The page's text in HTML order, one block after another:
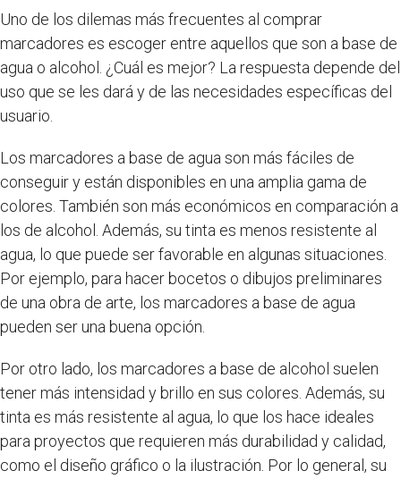
Uno de los dilemas más frecuentes al comprar
marcadores es escoger entre aquellos que son a base de
agua o alcohol. ¿Cuál es mejor? La respuesta depende del
uso que se les dará y de las necesidades específicas del
usuario.
Los marcadores a base de agua son más fáciles de
conseguir y están disponibles en una amplia gama de
colores. También son más económicos en comparación a
los de alcohol. Además, su tinta es menos resistente al
agua, lo que puede ser favorable en algunas situaciones.
Por ejemplo, para hacer bocetos o dibujos preliminares
de una obra de arte, los marcadores a base de agua
pueden ser una buena opción.
Por otro lado, los marcadores a base de alcohol suelen
tener más intensidad y brillo en sus colores. Además, su
tinta es más resistente al agua, lo que los hace ideales
para proyectos que requieren más durabilidad y calidad,
como el diseño gráfico o la ilustración. Por lo general, su